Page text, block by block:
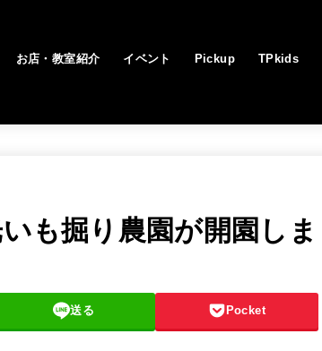
お店・教室紹介 イベント Pickup TPkids
も掘り農園が開園しま
送る Pocket